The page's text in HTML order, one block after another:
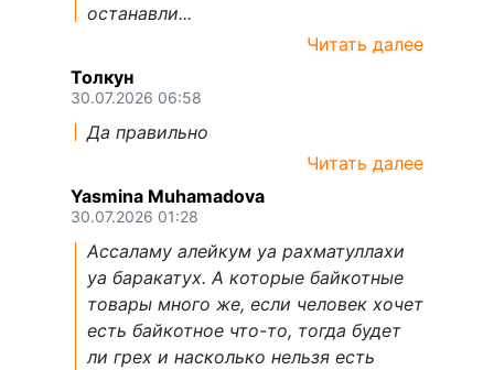
останавли...
Читать далее
Толкун
30.07.2026 06:58
Да правильно
Читать далее
Yasmina Muhamadova
30.07.2026 01:28
Ассаламу алейкум уа рахматуллахи
уа баракатух. А которые байкотные
товары много же, если человек хочет
есть байкотное что-то, тогда будет
ли грех и насколько нельзя есть